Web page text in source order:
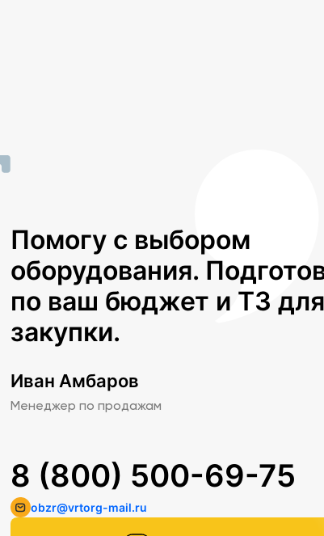
Помогу с выбором
оборудования.
по ваш бюджет и ТЗ для
закупки.
Иван Амбаров
Менеджер по продажам
8 (800) 500-69-75
obzr@vrtorg-mail.ru